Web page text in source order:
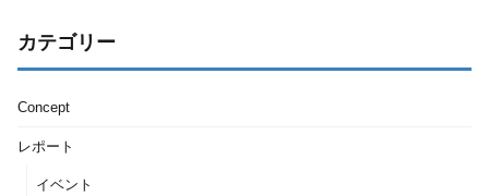
カテゴリー
Concept
レポート
イベント